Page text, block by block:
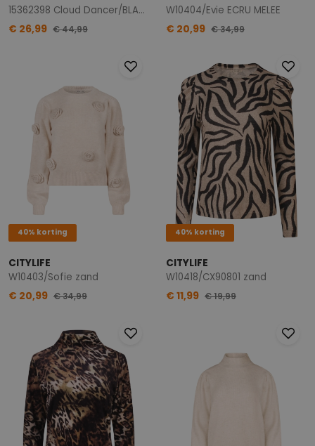
15362398 Cloud Dancer/BLACK/GREY
€ 26,99 € 44,99
W10404/Evie ECRU MELEE
€ 20,99 € 34,99
40% korting
CITYLIFE
W10403/Sofie zand
€ 20,99 € 34,99
40% korting
CITYLIFE
W10418/CX90801 zand
€ 11,99 € 19,99